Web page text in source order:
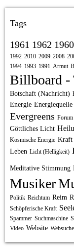
Tags
1961 1962 1960
1992 2010 2009 2008
1994 1993 1991 Armut
Billboard -
Botschaft (Nachricht)
Energie Energiequelle
Evergreens Forum
Göttliches Licht
Kosmische Energie Kraft
Leben Licht (Helligkeit)
Meditative Stimmung
Musiker
Politik Reichtum Reim
Schöpferische Kraft
Spammer Suchmaschine
Video Website Websuche